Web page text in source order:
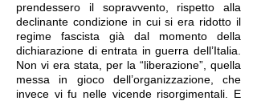
prendessero il sopravvento, rispetto alla
declinante condizione in cui si era ridotto il
regime fascista già dal momento della
dichiarazione di entrata in guerra dell’Italia.
Non vi era stata, per la “liberazione”, quella
messa in gioco dell’organizzazione, che
invece vi fu nelle vicende risorgimentali. E